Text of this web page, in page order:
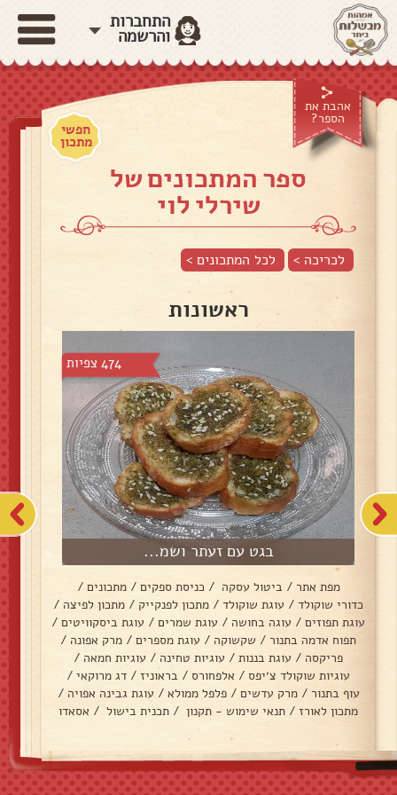
התחברות
והרשמה
אהבת את
הספר?
חפשי
מתכון
ספר המתכונים של
שירלי לוי
לכריכה > לכל המתכונים >
ראשונות
474 צפיות
בגט עם זעתר ושמ...
מפת אתר / ביטול עסקה / כניסת ספקים / מתכונים /
כדורי שוקולד / עוגת שוקולד / מתכון לפנקייק / מתכון לפיצה /
עוגת תפוזים / עוגה בחושה / עוגת שמרים / עוגת ביסקוויטים /
תפוח אדמה בתנור / שקשוקה / עוגת מספרים / מרק אפונה /
פריקסה / עוגת בננות / עוגיות טחינה / עוגיות חמאה /
עוגיות שוקולד צ׳יפס / אלפחורס / בראוניז / דג מרוקאי /
עוף בתנור / מרק עדשים / פלפל ממולא / עוגת גבינה אפויה /
מתכון לאורז / תנאי שימוש - תקנון / תכנית בישול / אסאדו